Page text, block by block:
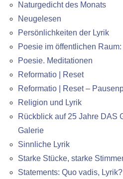
Naturgedicht des Monats
Neugelesen
Persönlichkeiten der Lyrik
Poesie im öffentlichen
Poesie. Meditationen
Reformatio | Reset
Reformatio | Reset –
Religion und Lyrik
Rückblick auf 25 Jahre DAS
Galerie
Sinnliche Lyrik
Starke Stücke, starke
Statements: Quo vadis, Lyrik?